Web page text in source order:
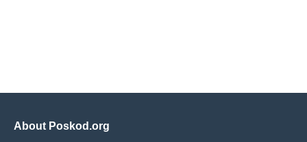
About Poskod.org